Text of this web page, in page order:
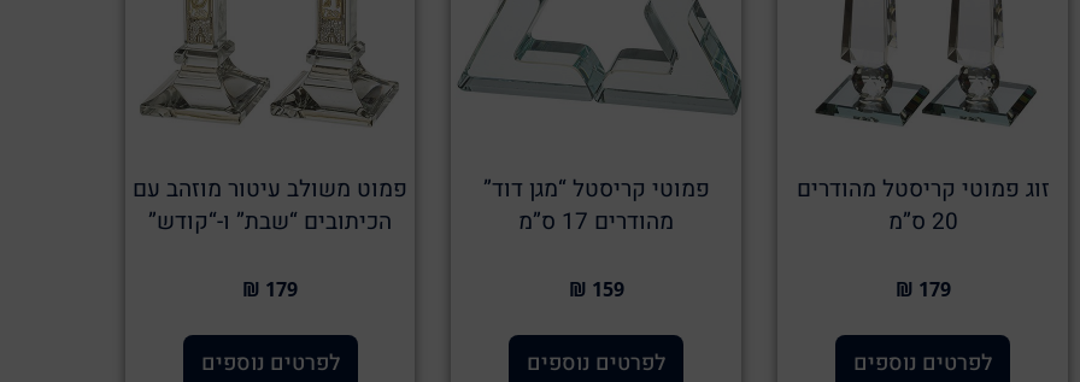
זוג פמוטי קריסטל מהודרים
20 ס”מ
179 ₪
לפרטים נוספים
פמוטי קריסטל “מגן דוד”
מהודרים 17 ס”מ
159 ₪
לפרטים נוספים
פמוט משולב עיטור מוזהב עם
הכיתובים “שבת” ו-“קודש”
179 ₪
לפרטים נוספים